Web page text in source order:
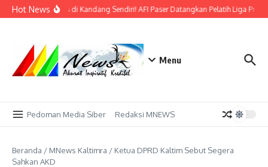
Lewati ke konten
Hot NewsBidik Emas di Kandang Sendiri! AFI Paser Datangkan Pelatih Liga
Menu
Pedoman Media Siber Redaksi MNEWS
Beranda / MNews Kaltimra / Ketua DPRD Kaltim Sebut Segera
Sahkan AKD